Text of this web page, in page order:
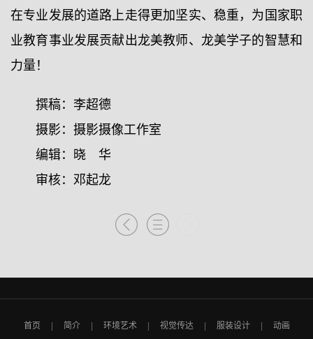
在专业发展的道路上走得更加坚实、稳重，为国家职
业教育事业发展贡献出龙美教师、龙美学子的智慧和
力量！
撰稿：李超德
摄影：摄影摄像工作室
编辑：晓 华
审核：邓起龙
首页 简介 环境艺术 视觉传达 服装设计 动画